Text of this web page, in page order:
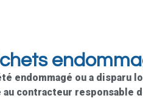
endommagé ou a disparu
au contracteur responsable